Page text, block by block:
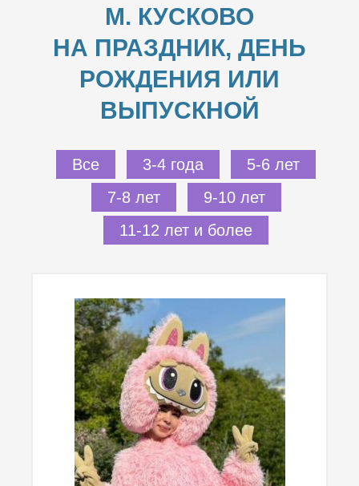
М. КУСКОВО
НА ПРАЗДНИК, ДЕНЬ
РОЖДЕНИЯ ИЛИ
ВЫПУСКНОЙ
Все 3-4 года
5-6 лет
7-8 лет
9-10 лет
11-12 лет и более